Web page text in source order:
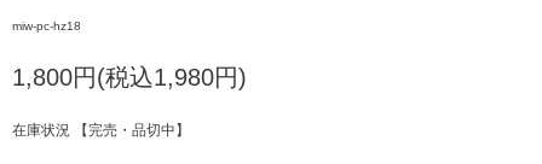
miw-pc-hz18
1,800円(税込1,980円)
在庫状況 【完売・品切中】